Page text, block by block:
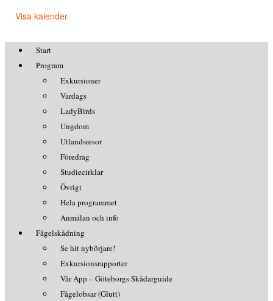
Visa kalender
Start
Program
Exkursioner
Vardags
LadyBirds
Ungdom
Utlandsresor
Föredrag
Studiecirklar
Övrigt
Hela programmet
Anmälan och info
Fågelskådning
Se hit nybörjare!
Exkursionsrapporter
Vår App – Göteborgs Skådarguide
Fågelobsar (Glutt)